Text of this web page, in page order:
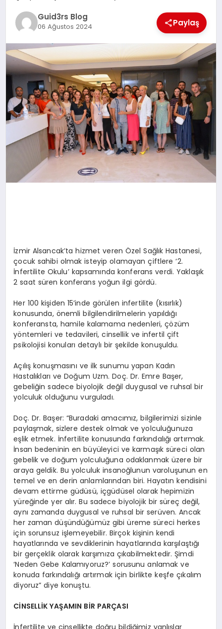
Guid3rs Blog
06 Ağustos 2024 Paylaş
İzmir Alsancak’ta hizmet veren Özel Sağlık Hastanesi,
çocuk sahibi olmak isteyip olamayan çiftlere ‘2.
İnfertilite Okulu’ kapsamında konferans verdi. Yaklaşık
2 saat süren konferans yoğun ilgi gördü.
Her 100 kişiden 15’inde görülen infertilite (kısırlık)
konusunda, önemli bilgilendirilmelerin yapıldığı
konferansta, hamile kalamama nedenleri, çözüm
yöntemleri ve tedavileri, cinsellik ve infertil çift
psikolojisi konuları detaylı bir şekilde konuşuldu.
Açılış konuşmasını ve ilk sunumu yapan Kadın
Hastalıkları ve Doğum Uzm. Doç. Dr. Emre Başer,
gebeliğin sadece biyolojik değil duygusal ve ruhsal bir
yolculuk olduğunu vurguladı.
Doç. Dr. Başer: “Buradaki amacımız, bilgilerimizi sizinle
paylaşmak, sizlere destek olmak ve yolculuğunuza
eşlik etmek. İnfertilite konusunda farkındalığı artırmak.
İnsan bedeninin en büyüleyici ve karmaşık süreci olan
gebelik ve doğum yolculuğuna odaklanmak üzere bir
araya geldik. Bu yolculuk insanoğlunun varoluşunun en
temel ve en derin anlamlarından biri. Hayatın kendisini
devam ettirme güdüsü, içgüdüsel olarak hepimizin
yüreğinde yer alır. Bu sadece biyolojik bir süreç değil,
aynı zamanda duygusal ve ruhsal bir serüven. Ancak
her zaman düşündüğümüz gibi üreme süreci herkes
için sorunsuz işlemeyebilir. Birçok kişinin kendi
hayatlarında ve sevdiklerinin hayatlarında karşılaştığı
bir gerçeklik olarak karşımıza çıkabilmektedir. Şimdi
‘Neden Gebe Kalamıyoruz?’ sorusunu anlamak ve
konuda farkındalığı artırmak için birlikte keşfe çıkalım
diyoruz” diye konuştu.
CİNSELLİK YAŞAMIN BİR PARÇASI
İnfertilite ve cinsellikte doğru bildiğimiz yanlışlar